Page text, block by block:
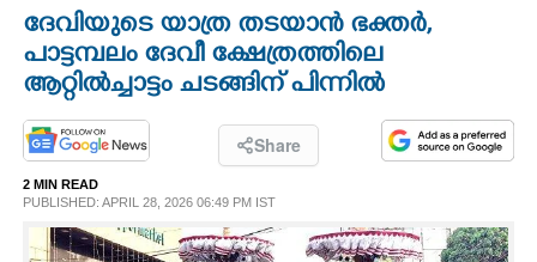
OPINION
PHOTOS
LIFESTYLE
ദേവിയുടെ യാത്ര തടയാൻ ഭക്തർ,
പാട്ടമ്പലം ദേവീ ക്ഷേത്രത്തിലെ
ആറ്റിൽച്ചാട്ടം ചടങ്ങിന് പിന്നിൽ
Share
2 MIN READ
PUBLISHED: APRIL 28, 2026 06:49 PM IST